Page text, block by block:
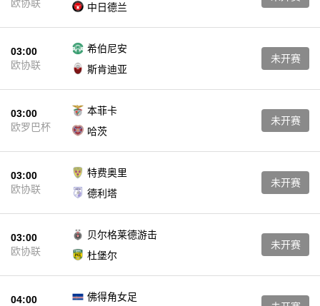
欧协联 中日德兰
03:00
欧协联
希伯尼安
斯肯迪亚
未开赛
03:00
欧罗巴杯
本菲卡
哈茨
未开赛
03:00
欧协联
特费奥里
德利塔
未开赛
03:00
欧协联
贝尔格莱德游击
杜堡尔
未开赛
04:00
佛得角女足